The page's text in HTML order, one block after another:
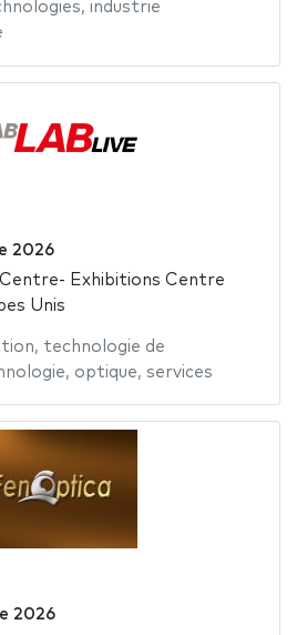
, industrie
2026
Exhibitions Centre
Unis
, technologie de
, optique, services
2026